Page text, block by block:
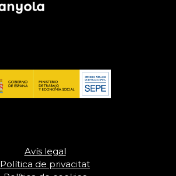
Avís legal
Política de privacitat